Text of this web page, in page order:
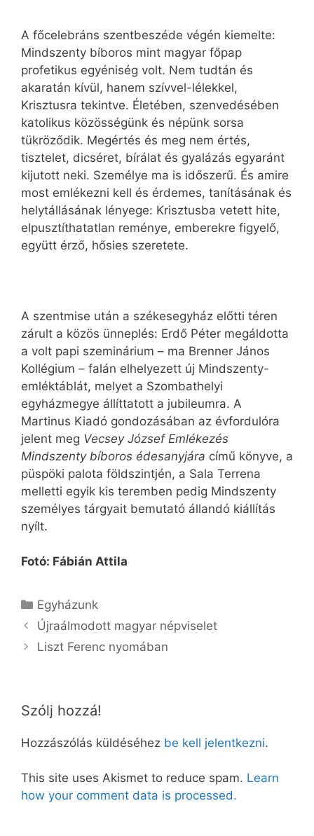
A főcelebráns szentbeszéde végén kiemelte:
Mindszenty bíboros mint magyar főpap
profetikus egyéniség volt. Nem tudtán és
akaratán kívül, hanem szívvel-lélekkel,
Krisztusra tekintve. Életében, szenvedésében
katolikus közösségünk és népünk sorsa
tükröződik. Megértés és meg nem értés,
tisztelet, dicséret, bírálat és gyalázás egyaránt
kijutott neki. Személye ma is időszerű. És amire
most emlékezni kell és érdemes, tanításának és
helytállásának lényege: Krisztusba vetett hite,
elpusztíthatatlan reménye, emberekre figyelő,
együtt érző, hősies szeretete.
A szentmise után a székesegyház előtti téren
zárult a közös ünneplés: Erdő Péter megáldotta
a volt papi szeminárium – ma Brenner János
Kollégium – falán elhelyezett új Mindszenty-
emléktáblát, melyet a Szombathelyi
egyházmegye állíttatott a jubileumra. A
Martinus Kiadó gondozásában az évfordulóra
jelent meg Vecsey József Emlékezés
Mindszenty bíboros édesanyjára című könyve, a
püspöki palota földszintjén, a Sala Terrena
melletti egyik kis teremben pedig Mindszenty
személyes tárgyait bemutató állandó kiállítás
nyílt.
Fotó: Fábián Attila
Kategória
Egyházunk
Újraálmodott magyar népviselet
Liszt Ferenc nyomában
Szólj hozzá!
Hozzászólás küldéséhez be kell jelentkezni.
This site uses Akismet to reduce spam. Learn
how your comment data is processed.